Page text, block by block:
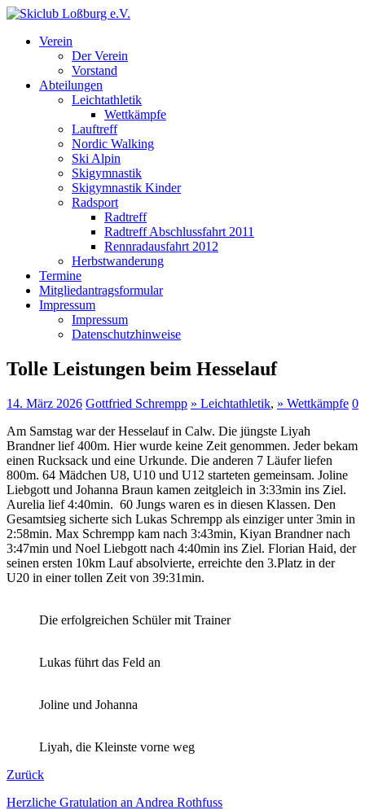
Verein
Der Verein
Vorstand
Abteilungen
Leichtathletik
Wettkämpfe
Lauftreff
Nordic Walking
Ski Alpin
Skigymnastik
Skigymnastik Kinder
Radsport
Radtreff
Radtreff Abschlussfahrt 2011
Rennradausfahrt 2012
Herbstwanderung
Termine
Mitgliedantragsformular
Impressum
Impressum
Datenschutzhinweise
Tolle Leistungen beim Hesselauf
14. März 2026 Gottfried Schrempp » Leichtathletik, » Wettkämpfe 0
Am Samstag war der Hesselauf in Calw. Die jüngste Liyah
Brandner lief 400m. Hier wurde keine Zeit genommen. Jeder bekam
einen Rucksack und eine Urkunde. Die anderen 7 Läufer liefen
800m. 64 Mädchen U8, U10 und U12 starteten gemeinsam. Joline
Liebgott und Johanna Braun kamen zeitgleich in 3:33min ins Ziel.
Aurelia lief 4:40min. 60 Jungs waren es in diesen Klassen. Den
Gesamtsieg sicherte sich Lukas Schrempp als einziger unter 3min in
2:58min. Max Schrempp kam nach 3:43min, Kiyan Brandner nach
3:47min und Noel Liebgott nach 4:40min ins Ziel. Florian Haid, der
seinen ersten 10km Lauf absolvierte, erreichte den 3.Platz in der
U20 in einer tollen Zeit von 39:31min.
Die erfolgreichen Schüler mit Trainer
Lukas führt das Feld an
Joline und Johanna
Liyah, die Kleinste vorne weg
Zurück
Herzliche Gratulation an Andrea Rothfuss